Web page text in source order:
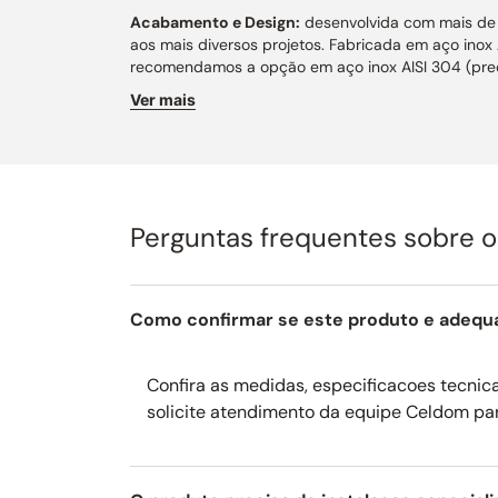
Acabamento e Design: desenvolvida com mais
aos mais diversos projetos. Fabricada em aço
recomendamos a opção em aço inox AISI 304
Dimensões:
do motor é instalada em ambiente externo, ao
percepção de ruído.
Exaustão:as coifas são projetadas para
Conforto Sonoro:oferece baixo nível de ruído,
1 ou 2 pares de spots ou fita LED,
Sob medida.
Ver mais
Perguntas frequentes sobre
Como confirmar se este produto e
Confira as medidas, especificacoes
solicite atendimento da equipe Celdom